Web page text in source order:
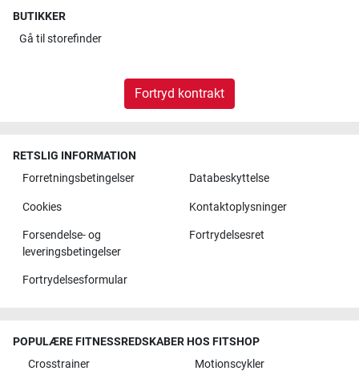
BUTIKKER
Gå til storefinder
Fortryd kontrakt
RETSLIG INFORMATION
Forretningsbetingelser
Databeskyttelse
Cookies Kontaktoplysninger
Forsendelse- og
leveringsbetingelser
Fortrydelsesret
Fortrydelsesformular
POPULÆRE FITNESSREDSKABER HOS FITSHOP
Crosstrainer
Motionscykler